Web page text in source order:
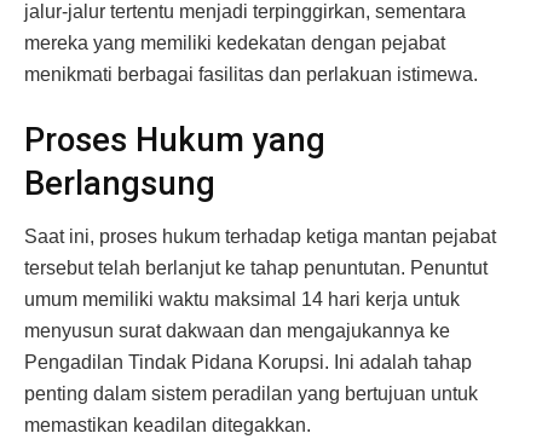
jalur-jalur tertentu menjadi terpinggirkan, sementara
mereka yang memiliki kedekatan dengan pejabat
menikmati berbagai fasilitas dan perlakuan istimewa.
Proses Hukum yang
Berlangsung
Saat ini, proses hukum terhadap ketiga mantan pejabat
tersebut telah berlanjut ke tahap penuntutan. Penuntut
umum memiliki waktu maksimal 14 hari kerja untuk
menyusun surat dakwaan dan mengajukannya ke
Pengadilan Tindak Pidana Korupsi. Ini adalah tahap
penting dalam sistem peradilan yang bertujuan untuk
memastikan keadilan ditegakkan.